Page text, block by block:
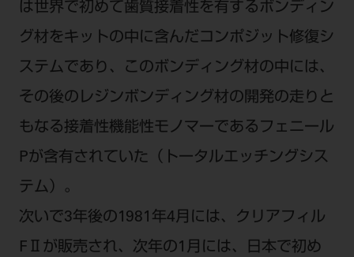
は世界で初めて歯質接着性を有するボンディン
グ材をキットの中に含んだコンポジット修復シ
ステムであり、このボンディング材の中には、
その後のレジンボンディング材の開発の走りと
もなる接着性機能性モノマーであるフェニール
Pが含有されていた（トータルエッチングシス
テム）。
次いで3年後の1981年4月には、クリアフィル
FⅡが販売され、次年の1月には、日本で初め
モリタカレンダー
広島
メールでのお問い合わせはこちら
電 話 /0800-222-8020（無料）
FAX /0800-222-6480（無料）
IP電話・ひかり電話は繋がらない場合がありま
受付時間 月～金 9:00～17:00 （祝日・夏季休
暇、年末年始を除く）